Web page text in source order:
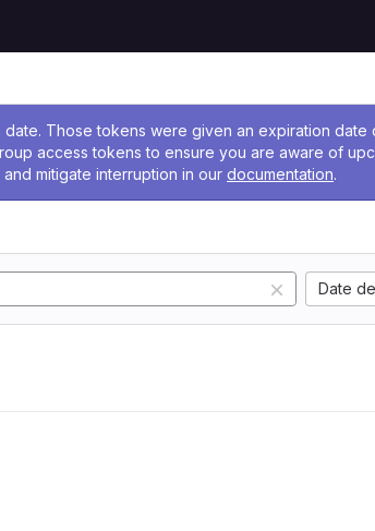
Those tokens were given an expiration date
access tokens to ensure you are aware of
mitigate interruption in our documentation.
Date